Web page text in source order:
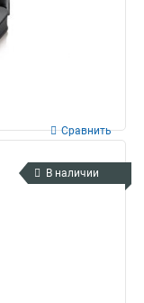
Сравнить
В наличии